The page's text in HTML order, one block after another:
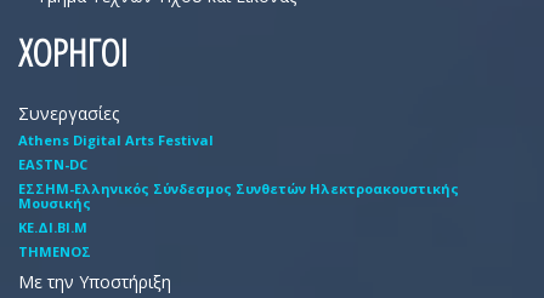
ΧΟΡΗΓΟΙ
Συνεργασίες
Athens Digital Arts Festival
EASTN-DC
EΣΣHM-Eλληνικός Σύνδεσμος Συνθετών Hλεκτροακουστικής
Mουσικής
ΚΕ.ΔΙ.ΒΙ.Μ
ΤΗΜΕΝΟΣ
Με την Υποστήριξη